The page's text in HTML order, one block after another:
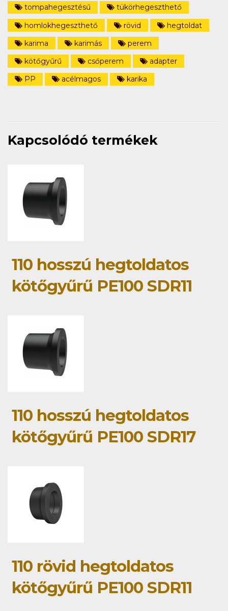
tompahegesztésű
tükörhegeszthető
homlokhegeszthető
rövid
hegtoldat
karima
karimás
perem
kötőgyűrű
csőperem
adapter
PP
acélmagos karika
Kapcsolódó termékek
110 hosszú hegtoldatos
kötőgyűrű PE100 SDR11
110 hosszú hegtoldatos
kötőgyűrű PE100 SDR17
110 rövid hegtoldatos
kötőgyűrű PE100 SDR11